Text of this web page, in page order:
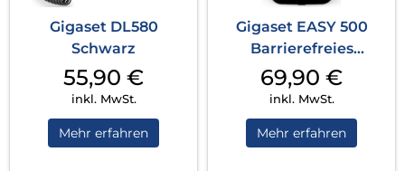
Gigaset DL580
Schwarz
55,90 €
inkl. MwSt.
Mehr erfahren
Gigaset EASY 500
Barrierefreies
Seniorentelefon
Schwarz/Silber
69,90 €
inkl. MwSt.
Mehr erfahren